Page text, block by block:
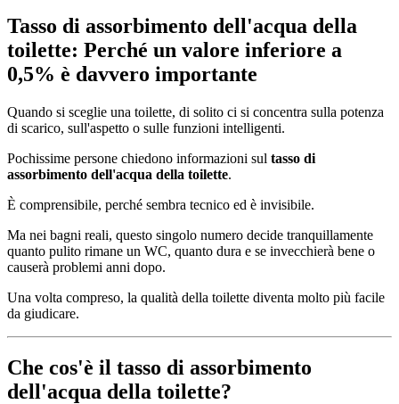
Tasso di assorbimento dell'acqua della
toilette: Perché un valore inferiore a
0,5% è davvero importante
Quando si sceglie una toilette, di solito ci si concentra sulla potenza
di scarico, sull'aspetto o sulle funzioni intelligenti.
Pochissime persone chiedono informazioni sul tasso di
assorbimento dell'acqua della toilette.
È comprensibile, perché sembra tecnico ed è invisibile.
Ma nei bagni reali, questo singolo numero decide tranquillamente
quanto pulito rimane un WC, quanto dura e se invecchierà bene o
causerà problemi anni dopo.
Una volta compreso, la qualità della toilette diventa molto più facile
da giudicare.
Che cos'è il tasso di assorbimento
dell'acqua della toilette?